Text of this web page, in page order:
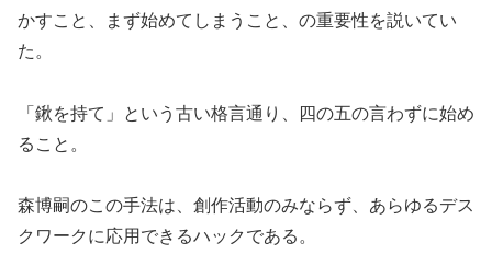
かすこと、まず始めてしまうこと、の重要性を説いてい
た。
「鍬を持て」という古い格言通り、四の五の言わずに始め
ること。
森博嗣のこの手法は、創作活動のみならず、あらゆるデス
クワークに応用できるハックである。